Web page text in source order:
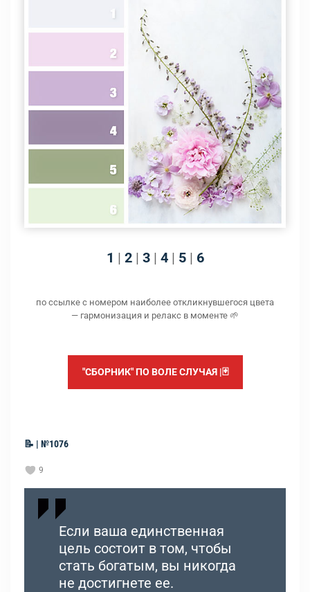
1 | 2 | 3 | 4 | 5 | 6
по ссылке с номером наиболее откликнувшегося цвета
— гармонизация и релакс в моменте 🌱
"СБОРНИК" ПО ВОЛЕ СЛУЧАЯ |🃏
📝 | №1076
9
Если ваша единственная
цель состоит в том, чтобы
стать богатым, вы никогда
не достигнете ее.